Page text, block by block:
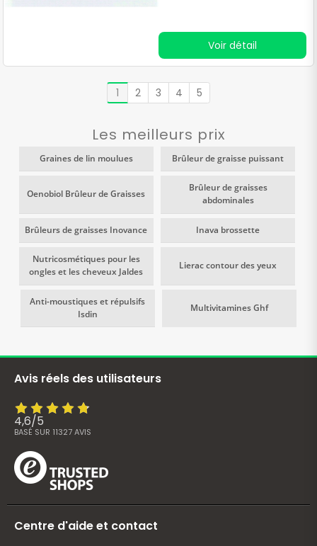
à ses ingrédients naturels,
notamment le pissenlit, le
boldo, le tilleul, l'artichaut, la
bardane, le genévrier, le
fenouil, le charbon marie et
Voir détail
1 2 3 4 5
Les meilleurs prix
Graines de lin moulues Brûleur de graisse puissant
Oenobiol Brûleur de Graisses
Brûleur de graisses
abdominales
Brûleurs de graisses Inovance Inava brossette
Nutricosmétiques pour les
ongles et les cheveux Jaldes
Lierac contour des yeux
Anti-moustiques et répulsifs
Isdin
Multivitamines Ghf
Avis réels des utilisateurs
4,6/5
BASÉ SUR 11327AVIS
Centre d'aide et contact